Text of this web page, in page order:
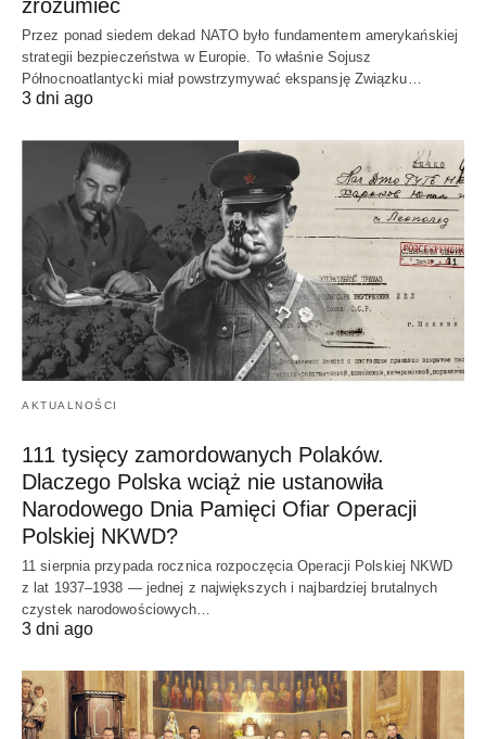
zrozumieć
Przez ponad siedem dekad NATO było fundamentem amerykańskiej
strategii bezpieczeństwa w Europie. To właśnie Sojusz
Północnoatlantycki miał powstrzymywać ekspansję Związku…
3 dni ago
AKTUALNOŚCI
111 tysięcy zamordowanych Polaków.
Dlaczego Polska wciąż nie ustanowiła
Narodowego Dnia Pamięci Ofiar Operacji
Polskiej NKWD?
11 sierpnia przypada rocznica rozpoczęcia Operacji Polskiej NKWD
z lat 1937–1938 — jednej z największych i najbardziej brutalnych
czystek narodowościowych…
3 dni ago